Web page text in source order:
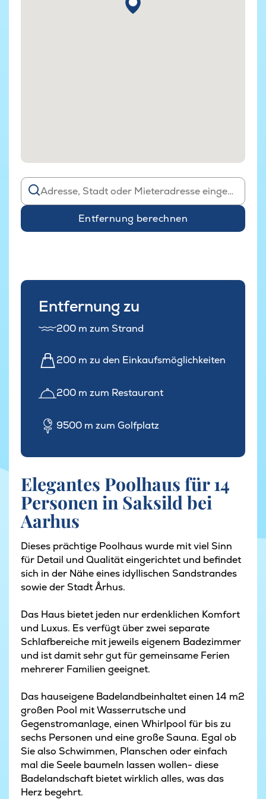
Entfernung berechnen
Entfernung zu
200 m zum Strand
200 m zu den Einkaufsmöglichkeiten
200 m zum Restaurant
9500 m zum Golfplatz
Elegantes Poolhaus für 14
Personen in Saksild bei
Aarhus
Dieses prächtige Poolhaus wurde mit viel Sinn
für Detail und Qualität eingerichtet und befindet
sich in der Nähe eines idyllischen Sandstrandes
sowie der Stadt Århus.
Das Haus bietet jeden nur erdenklichen Komfort
und Luxus. Es verfügt über zwei separate
Schlafbereiche mit jeweils eigenem Badezimmer
und ist damit sehr gut für gemeinsame Ferien
mehrerer Familien geeignet.
Das hauseigene Badelandbeinhaltet einen 14 m2
großen Pool mit Wasserrutsche und
Gegenstromanlage, einen Whirlpool für bis zu
sechs Personen und eine große Sauna. Egal ob
Sie also Schwimmen, Planschen oder einfach
mal die Seele baumeln lassen wollen- diese
Badelandschaft bietet wirklich alles, was das
Herz begehrt.